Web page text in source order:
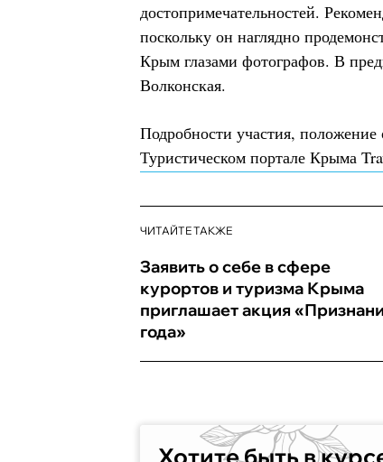
достопримечательностей.
поскольку он наглядно
Крым глазами фотографов. В
Волконская.
Подробности участия,
Туристическом портале Крыма
ЧИТАЙТЕ ТАКЖЕ
Заявить о себе в сфере
курортов и туризма Крыма
приглашает акция
года»
Хотите быть в